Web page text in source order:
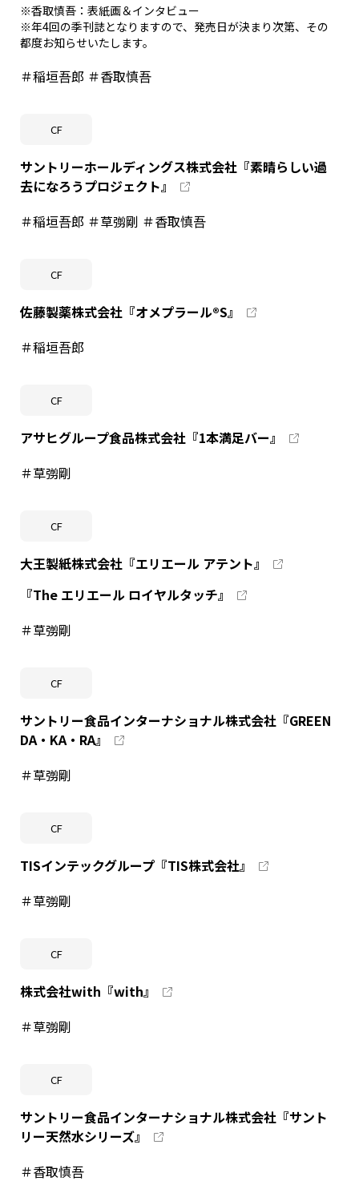
※香取慎吾：表紙画＆インタビュー
※年4回の季刊誌となりますので、発売日が決まり次第、その
都度お知らせいたします。
＃稲垣吾郎 ＃香取慎吾
CF
サントリーホールディングス株式会社『素晴らしい過
去になろうプロジェクト』
＃稲垣吾郎 ＃草彅剛 ＃香取慎吾
CF
佐藤製薬株式会社『オメプラール®S』
＃稲垣吾郎
CF
アサヒグループ食品株式会社『1本満足バー』
＃草彅剛
CF
大王製紙株式会社『エリエール アテント』
『The エリエール ロイヤルタッチ』
＃草彅剛
CF
サントリー食品インターナショナル株式会社『GREEN
DA・KA・RA』
＃草彅剛
CF
TISインテックグループ『TIS株式会社』
＃草彅剛
CF
株式会社with『with』
＃草彅剛
CF
サントリー食品インターナショナル株式会社『サント
リー天然水シリーズ』
＃香取慎吾